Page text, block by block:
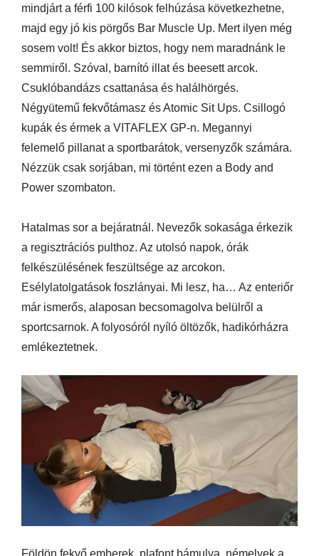
mindjárt a férfi 100 kilósok felhúzása következhetne,
majd egy jó kis pörgős Bar Muscle Up. Mert ilyen még
sosem volt! És akkor biztos, hogy nem maradnánk le
semmiről. Szóval, barnító illat és beesett arcok.
Csuklóbandázs csattanása és halálhörgés.
Négyütemű fekvőtámasz és Atomic Sit Ups. Csillogó
kupák és érmek a VITAFLEX GP-n. Megannyi
felemelő pillanat a sportbarátok, versenyzők számára.
Nézzük csak sorjában, mi történt ezen a Body and
Power szombaton.
Hatalmas sor a bejáratnál. Nevezők sokasága érkezik
a regisztrációs pulthoz. Az utolsó napok, órák
felkészülésének feszültsége az arcokon.
Esélylatolgatások foszlányai. Mi lesz, ha… Az enteriőr
már ismerős, alaposan becsomagolva belülről a
sportcsarnok. A folyosóról nyíló öltözők, hadikórházra
emlékeztetnek.
Földön fekvő emberek, plafont bámulva, némelyek a